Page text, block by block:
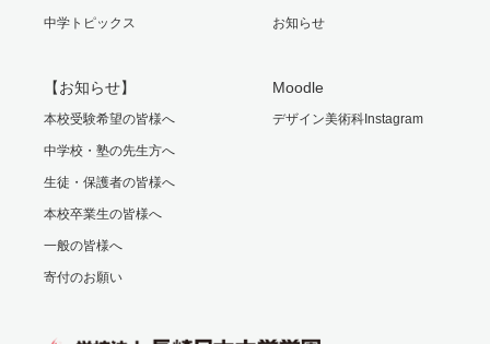
中学トピックス お知らせ
【お知らせ】
本校受験希望の皆様へ
中学校・塾の先生方へ
生徒・保護者の皆様へ
本校卒業生の皆様へ
一般の皆様へ
寄付のお願い
Moodle
デザイン美術科Instagram